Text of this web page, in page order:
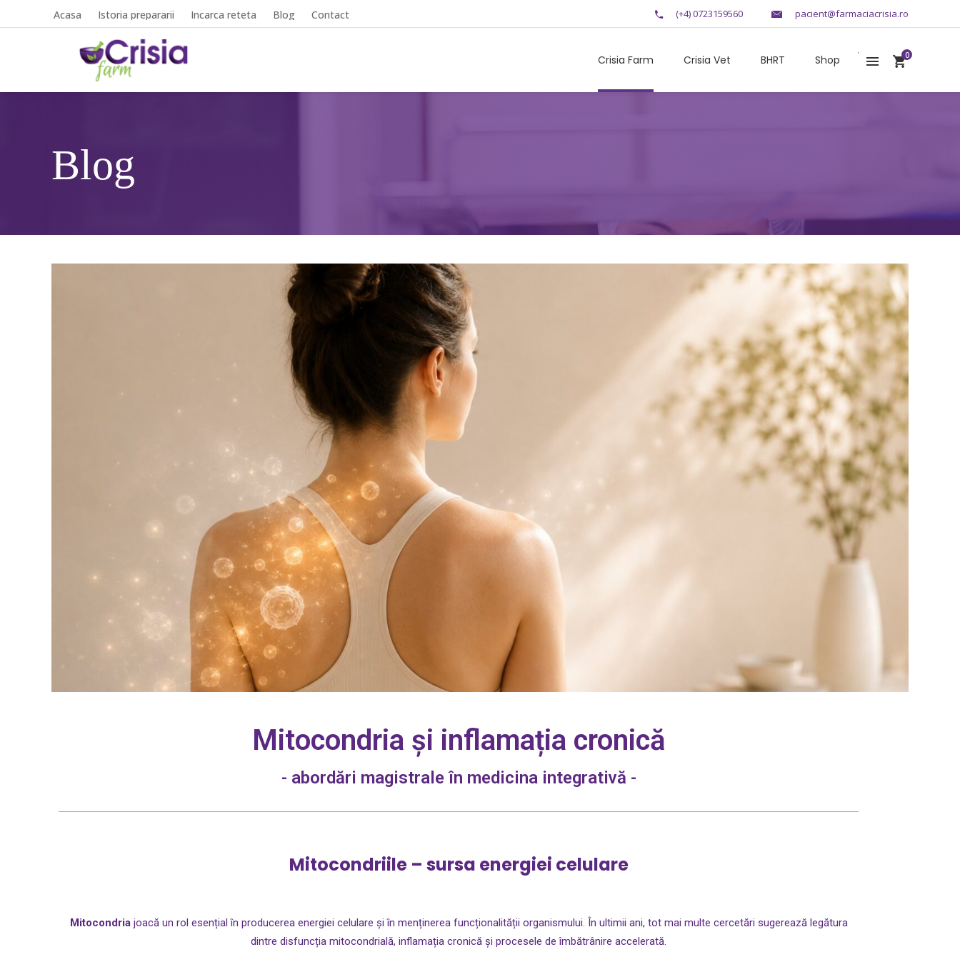
Acasa Istoria prepararii Incarca reteta Blog Contact (+4) 0723159560 pacient@farmaciacrisia.ro
Crisia Farm Crisia Vet BHRT Shop 0
Blog
Mitocondria și inflamația cronică
- abordări magistrale în medicina integrativă -
Mitocondriile – sursa energiei celulare
Mitocondriajoacă un rol esențial în producerea energiei celulare și în menținerea funcționalității organismului. În ultimii ani, tot mai multe cercetări sugerează legătura
dintre disfuncția mitocondrială, inflamația cronică și procesele de îmbătrânire accelerată.